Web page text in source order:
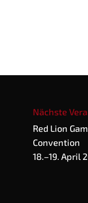
Nächste
Red Lion
Convention
18.–19. April